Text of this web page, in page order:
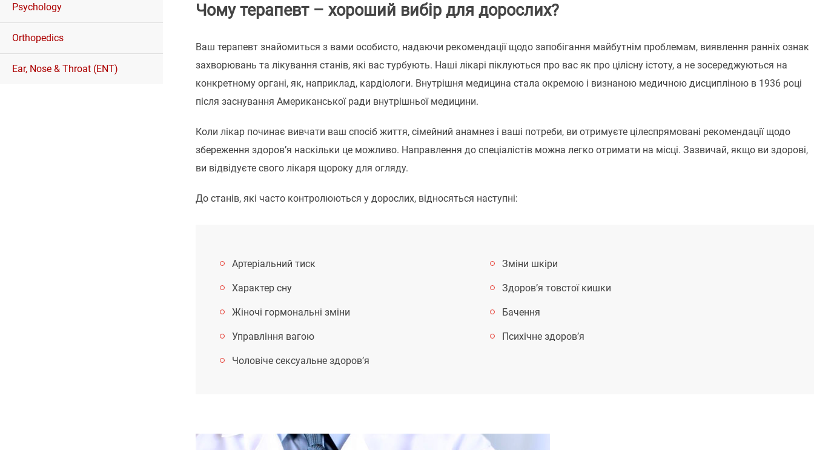
Psychology
Orthopedics
Ear, Nose & Throat (ENT)
Чому терапевт – хороший вибір для дорослих?
Ваш терапевт знайомиться з вами особисто, надаючи рекомендації щодо запобігання майбутнім проблемам, виявлення ранніх ознак
захворювань та лікування станів, які вас турбують. Наші лікарі піклуються про вас як про цілісну істоту, а не зосереджуються на
конкретному органі, як, наприклад, кардіологи. Внутрішня медицина стала окремою і визнаною медичною дисципліною в 1936 році
після заснування Американської ради внутрішньої медицини.
Коли лікар починає вивчати ваш спосіб життя, сімейний анамнез і ваші потреби, ви отримуєте цілеспрямовані рекомендації щодо
збереження здоров’я наскільки це можливо. Направлення до спеціалістів можна легко отримати на місці. Зазвичай, якщо ви здорові,
ви відвідуєте свого лікаря щороку для огляду.
До станів, які часто контролюються у дорослих, відносяться наступні:
Артеріальний тиск Зміни шкіри
Характер сну Здоров’я товстої кишки
Жіночі гормональні зміни Бачення
Управління вагою Психічне здоров’я
Чоловіче сексуальне здоров’я